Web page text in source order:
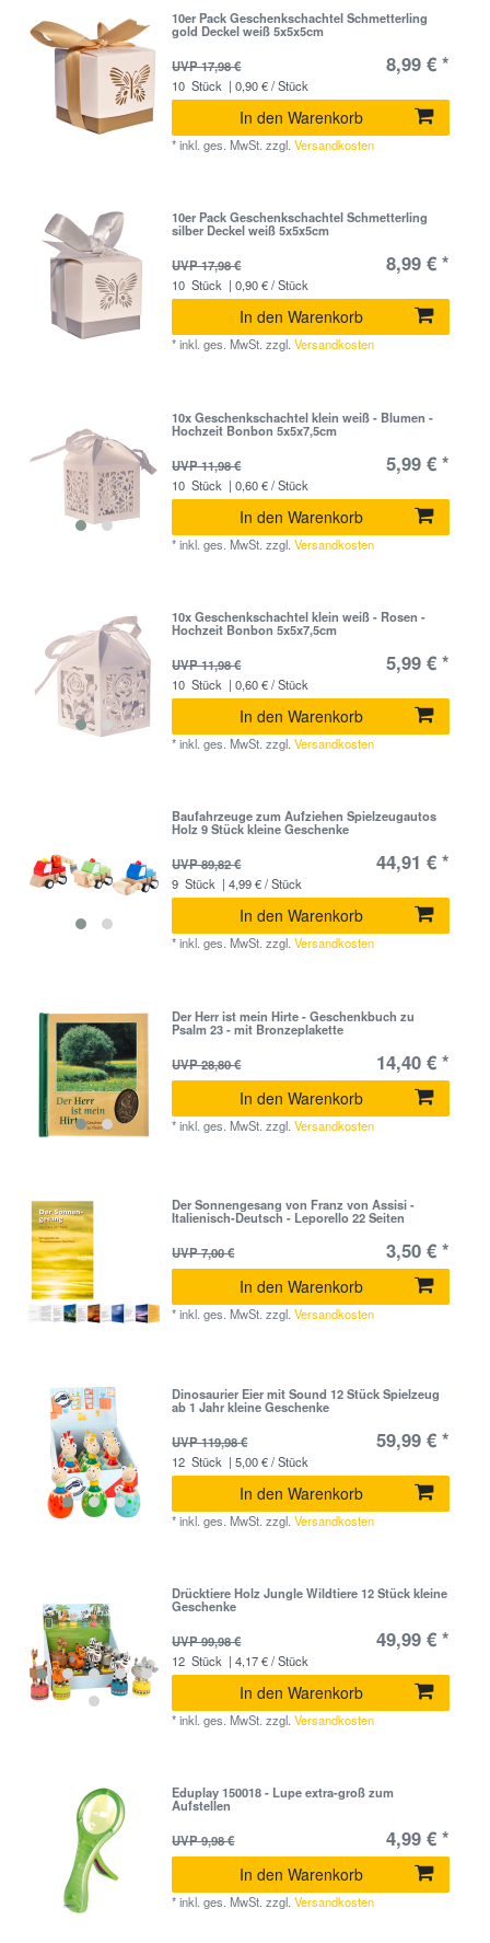
10er Pack Geschenkschachtel Schmetterling
gold Deckel weiß 5x5x5cm
UVP 17,98 €
8,99 € *
10 Stück | 0,90 € / Stück
In den Warenkorb
*inkl. ges. MwSt. zzgl.Versandkosten
10er Pack Geschenkschachtel Schmetterling
silber Deckel weiß 5x5x5cm
UVP 17,98 €
8,99 € *
10 Stück | 0,90 € / Stück
In den Warenkorb
*inkl. ges. MwSt. zzgl.Versandkosten
10x Geschenkschachtel klein weiß - Blumen -
Hochzeit Bonbon 5x5x7,5cm
UVP 11,98 €
5,99 € *
10 Stück | 0,60 € / Stück
In den Warenkorb
*inkl. ges. MwSt. zzgl.Versandkosten
10x Geschenkschachtel klein weiß - Rosen -
Hochzeit Bonbon 5x5x7,5cm
UVP 11,98 €
5,99 € *
10 Stück | 0,60 € / Stück
In den Warenkorb
*inkl. ges. MwSt. zzgl.Versandkosten
Baufahrzeuge zum Aufziehen Spielzeugautos
Holz 9 Stück kleine Geschenke
UVP 89,82 €
44,91 € *
9 Stück | 4,99 € / Stück
In den Warenkorb
*inkl. ges. MwSt. zzgl.Versandkosten
Der Herr ist mein Hirte - Geschenkbuch zu
Psalm 23 - mit Bronzeplakette
UVP 28,80 €
14,40 € *
In den Warenkorb
*inkl. ges. MwSt. zzgl.Versandkosten
Der Sonnengesang von Franz von Assisi -
Italienisch-Deutsch - Leporello 22 Seiten
UVP 7,00 €
3,50 € *
In den Warenkorb
*inkl. ges. MwSt. zzgl.Versandkosten
Dinosaurier Eier mit Sound 12 Stück Spielzeug
ab 1 Jahr kleine Geschenke
UVP 119,98 €
59,99 € *
12 Stück | 5,00 € / Stück
In den Warenkorb
*inkl. ges. MwSt. zzgl.Versandkosten
Drücktiere Holz Jungle Wildtiere 12 Stück kleine
Geschenke
UVP 99,98 €
49,99 € *
12 Stück | 4,17 € / Stück
In den Warenkorb
*inkl. ges. MwSt. zzgl.Versandkosten
Eduplay 150018 - Lupe extra-groß zum
Aufstellen
UVP 9,98 €
4,99 € *
In den Warenkorb
*inkl. ges. MwSt. zzgl.Versandkosten